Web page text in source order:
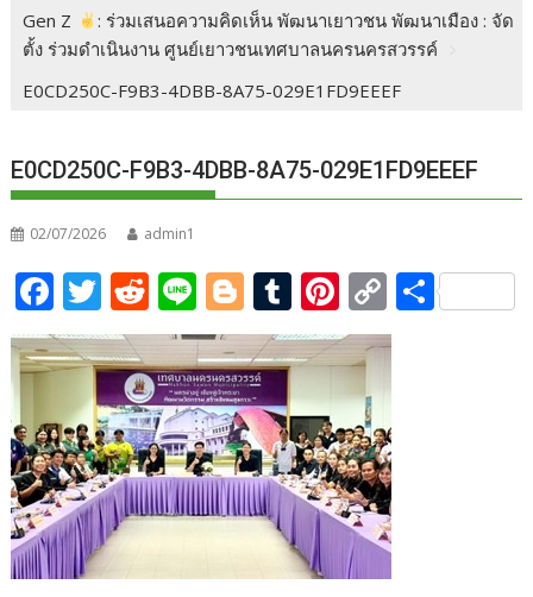
Gen Z
: ร่วมเสนอความคิดเห็น พัฒนาเยาวชน พัฒนาเมือง : จัด
ตั้ง ร่วมดำเนินงาน ศูนย์เยาวชนเทศบาลนครนครสวรรค์
E0CD250C-F9B3-4DBB-8A75-029E1FD9EEEF
E0CD250C-F9B3-4DBB-8A75-029E1FD9EEEF
02/07/2026 admin1
F
ac
e
b
o
o
k
T
w
itt
er
R
e
d
di
t
Li
n
e
Bl
o
g
g
er
T
u
m
bl
r
Pi
nt
er
e
st
C
o
p
y
Li
n
k
S